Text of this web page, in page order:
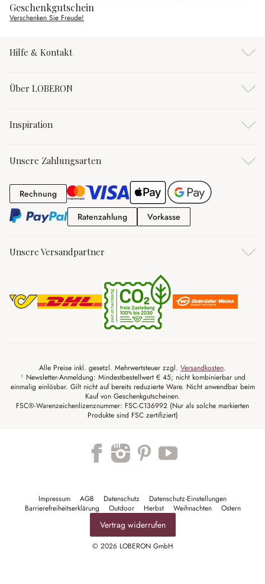
Geschenkgutschein
Verschenken Sie Freude!
Hilfe & Kontakt
Über LOBERON
Inspiration
Unsere Zahlungsarten
RechnungRechnung
RatenzahlungRatenzahlung
Vorkasse
Unsere Versandpartner
Alle Preise inkl. gesetzl. Mehrwertsteuer zzgl. Versandkosten.
¹ Newsletter-Anmeldung: Mindestbestellwert € 45; nicht kombinierbar und
einmalig einlösbar. Gilt nicht auf bereits reduzierte Ware. Nicht anwendbar beim
Kauf von Geschenkgutscheinen.
FSC®-Warenzeichenlizenznummer: FSC-C136992 (Nur als solche markierten
Produkte sind FSC zertifiziert)
Impressum AGB Datenschutz
Datenschutz-Einstellungen
Barrierefreiheitserklärung
Outdoor Herbst Weihnachten Ostern
Vertrag widerrufen
© 2026 LOBERON GmbH